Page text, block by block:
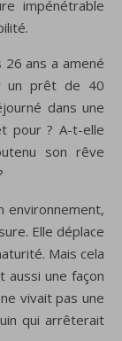
impénétrable
ans a amené
un prêt de 40
dans une
pour ? A-t-elle
son rêve
environnement,
Elle déplace
Mais cela
aussi une façon
vivait pas une
qui arrêterait